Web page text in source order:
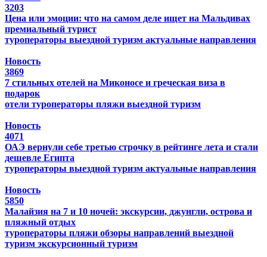
3203
Цена или эмоции: что на самом деле ищет на Мальдивах
премиальный турист
туроператоры выездной туризм актуальные направления
Новость
3869
7 стильных отелей на Миконосе и греческая виза в
подарок
отели туроператоры пляжи выездной туризм
Новость
4071
ОАЭ вернули себе третью строчку в рейтинге лета и стали
дешевле Египта
туроператоры выездной туризм актуальные направления
Новость
5850
Малайзия на 7 и 10 ночей: экскурсии, джунгли, острова и
пляжный отдых
туроператоры пляжи обзоры направлений выездной
туризм экскурсионный туризм